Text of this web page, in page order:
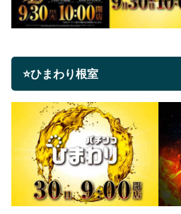
⭐ひまわり根室